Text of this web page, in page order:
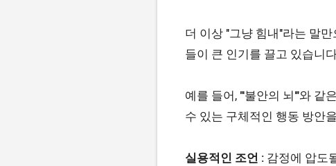
더 이상 "그냥 힘내"라는 말
들이 큰 인기를 끌고 있습니
예를 들어, "'불안의 뇌'"와 같
수 있는 구체적인 행동 방안
실용적인 조언 : 감정에 압도